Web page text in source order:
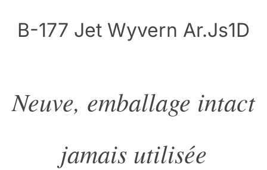
B-177 Jet Wyvern Ar.Js1D
Neuve, emballage intact
jamais utilisée